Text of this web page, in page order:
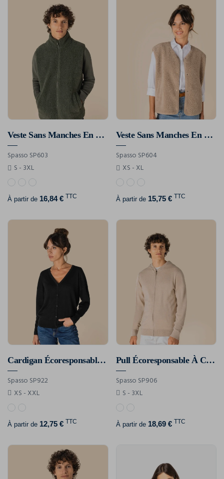
Veste Sans Manches En Sherpa Homme
Spasso SP603
S - 3XL
À partir de 16,84 € TTC
Veste Sans Manches En Sherpa Femme
Spasso SP604
XS - XL
À partir de 15,75 € TTC
Cardigan Écoresponsable En Lyocell Femme
Spasso SP922
XS - XXL
À partir de 12,75 € TTC
Pull Écoresponsable À Capuche En Lyocell Homme
Spasso SP906
S - 3XL
À partir de 18,69 € TTC